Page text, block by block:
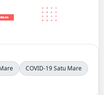
COVID-19 Satu Mare